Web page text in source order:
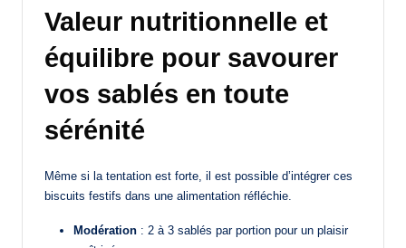
Valeur nutritionnelle et
équilibre pour savourer
vos sablés en toute
sérénité
Même si la tentation est forte, il est possible d’intégrer ces
biscuits festifs dans une alimentation réfléchie.
Modération : 2 à 3 sablés par portion pour un plaisir